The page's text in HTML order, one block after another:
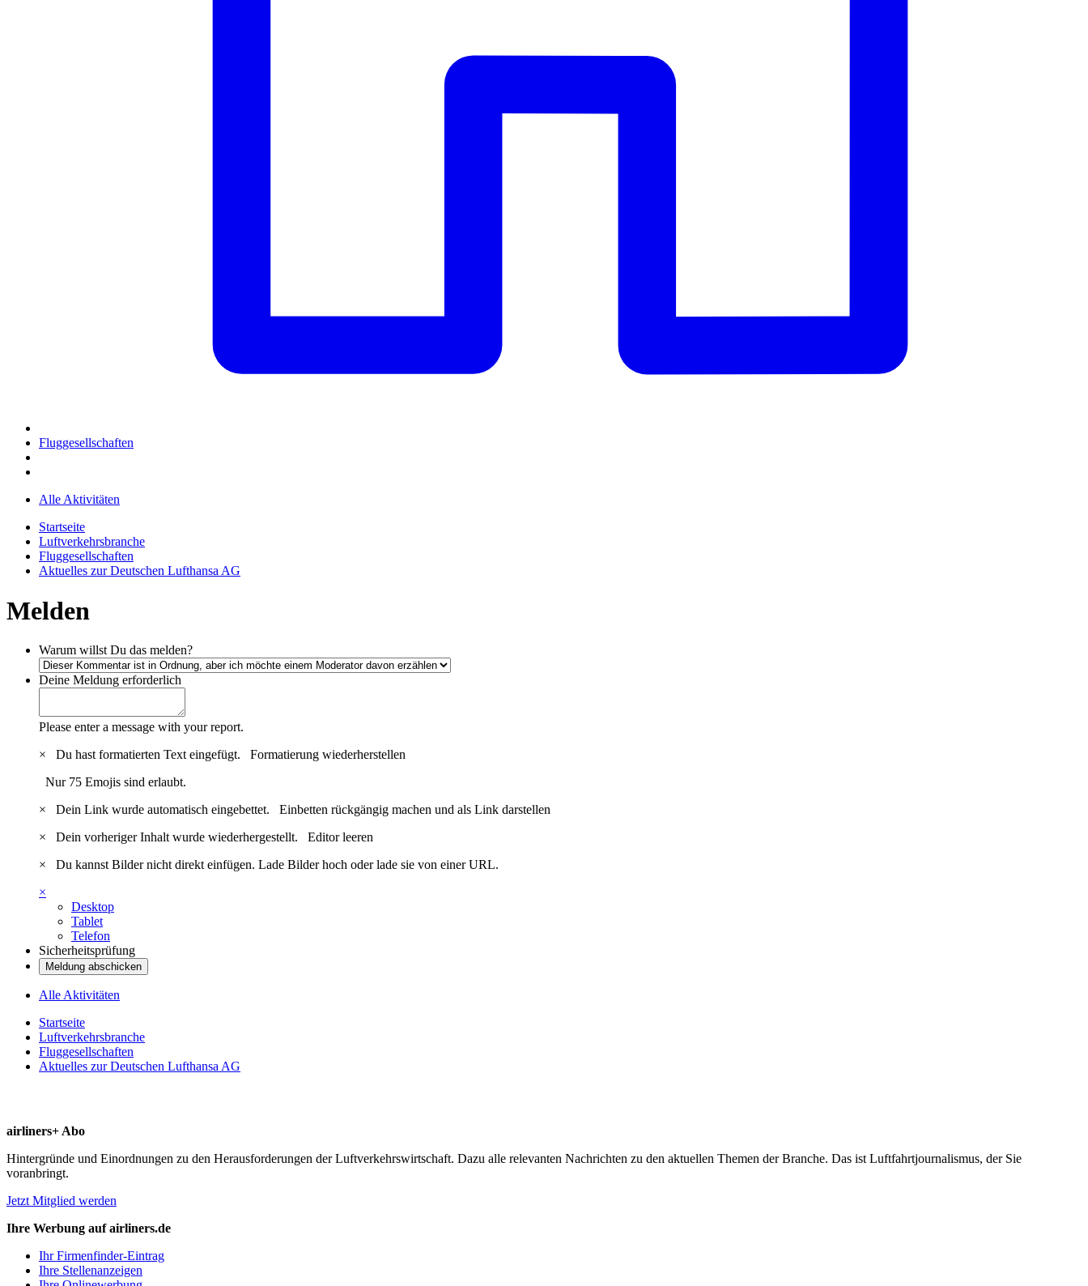
Fluggesellschaften
Alle Aktivitäten
Startseite
Luftverkehrsbranche
Fluggesellschaften
Aktuelles zur Deutschen Lufthansa AG
Melden
Warum willst Du das melden?
Deine Meldung erforderlich
Please enter a message with your report.
×
Du hast formatierten Text eingefügt. Formatierung wiederherstellen
Nur 75 Emojis sind erlaubt.
×
Dein Link wurde automatisch eingebettet. Einbetten rückgängig machen und als Link darstellen
×
Dein vorheriger Inhalt wurde wiederhergestellt. Editor leeren
×
Du kannst Bilder nicht direkt einfügen. Lade Bilder hoch oder lade sie von einer URL.
×
Desktop
Tablet
Telefon
Sicherheitsprüfung
Meldung abschicken
Alle Aktivitäten
Startseite
Luftverkehrsbranche
Fluggesellschaften
Aktuelles zur Deutschen Lufthansa AG
airliners+ Abo
Hintergründe und Einordnungen zu den Herausforderungen der Luftverkehrswirtschaft. Dazu alle relevanten Nachrichten zu den aktuellen Themen der Branche. Das ist Luftfahrtjournalismus, der Sie
voranbringt.
Jetzt Mitglied werden
Ihre Werbung auf airliners.de
Ihr Firmenfinder-Eintrag
Ihre Stellenanzeigen